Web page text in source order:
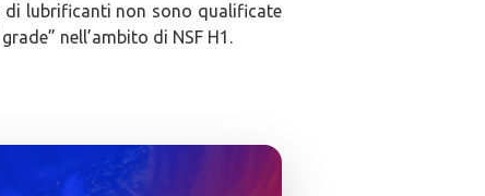
di lubrificanti non sono qualificate
nell’ambito di NSF H1.